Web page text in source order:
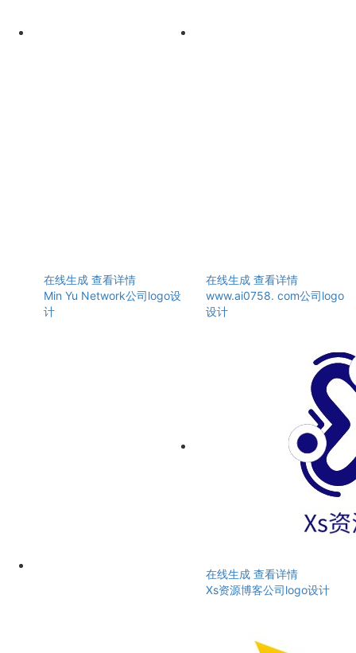
在线生成 查看详情
Min Yu Network公司logo设
计
在线生成 查看详情
www.ai0758. com公司logo
设计
在线生成 查看详情
Xs资源博客公司logo设计